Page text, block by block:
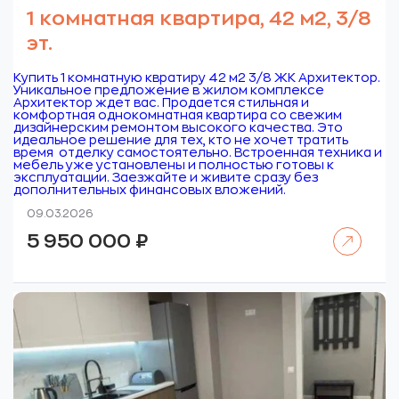
1 комнатная квартира, 42 м2, 3/8
эт.
Купить 1 комнатную квратиру 42 м2 3/8 ЖК Архитектор.
Уникальное предложение в жилом комплексе
Архитектор ждет вас. Продается стильная и
комфортная однокомнатная квартира со свежим
дизайнерским ремонтом высокого качества. Это
идеальное решение для тех, кто не хочет тратить
время отделку самостоятельно. Встроенная техника и
мебель уже установлены и полностью готовы к
эксплуатации. Заезжайте и живите сразу без
дополнительных финансовых вложений.
09.03.2026
5 950 000 ₽